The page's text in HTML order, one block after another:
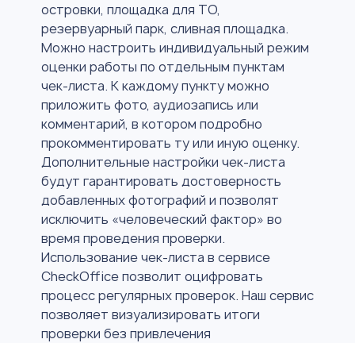
островки, площадка для ТО,
резервуарный парк, сливная площадка.
Можно настроить индивидуальный режим
оценки работы по отдельным пунктам
чек-листа. К каждому пункту можно
приложить фото, аудиозапись или
комментарий, в котором подробно
прокомментировать ту или иную оценку.
Дополнительные настройки чек-листа
будут гарантировать достоверность
добавленных фотографий и позволят
исключить «человеческий фактор» во
время проведения проверки.
Использование чек-листа в сервисе
CheckOffice позволит оцифровать
процесс регулярных проверок. Наш сервис
позволяет визуализировать итоги
проверки без привлечения